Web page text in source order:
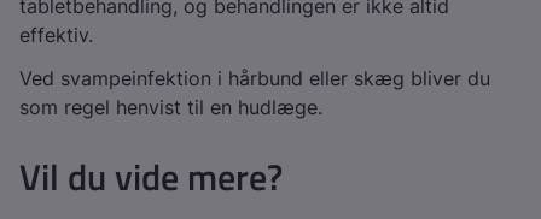
tabletbehandling, og behandlingen er ikke altid
effektiv.
Ved svampeinfektion i hårbund eller skæg bliver du
som regel henvist til en hudlæge.
Vil du vide mere?